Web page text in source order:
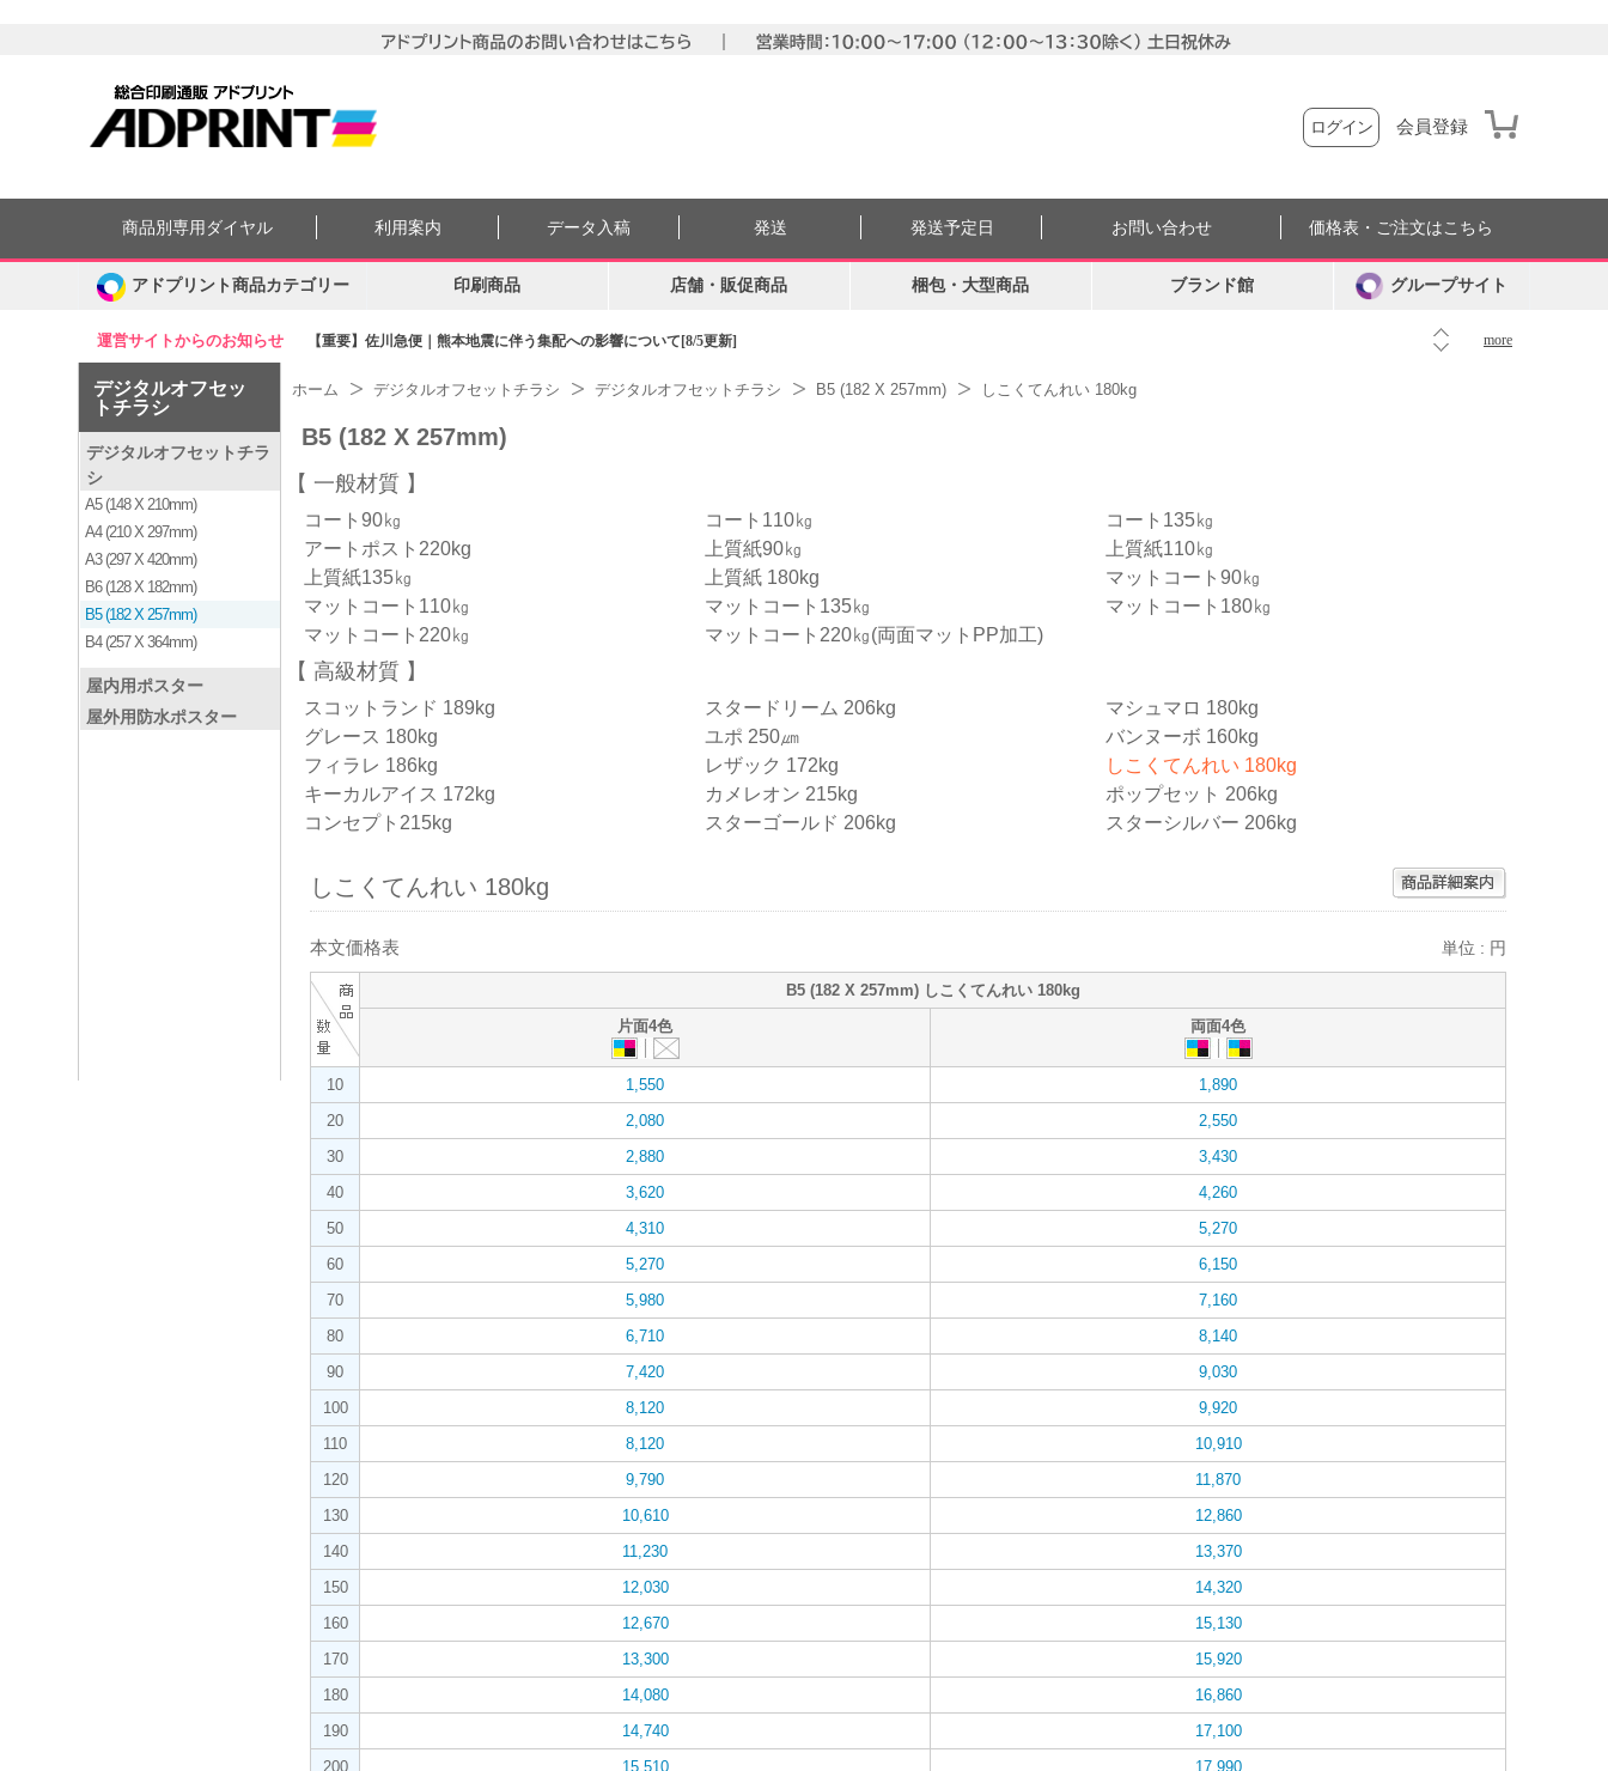
ログイン 会員登録
運営サイトからのお知らせ 【重要】佐川急便｜熊本地震に伴う集配への影響について[8/5更新] more
商品別専用ダイヤル 利用案内 データ入稿 発送 発送予定日 お問い合わせ 価格表・ご注文はこちら
アドプリント商品カテゴリー 印刷商品 店舗・販促商品 梱包・大型商品 ブランド館 グループサイト
デジタルオフセッ
トチラシ
デジタルオフセットチラ
シ
A5 (148 X 210mm)
A4 (210 X 297mm)
A3 (297 X 420mm)
B6 (128 X 182mm)
B5 (182 X 257mm)
B4 (257 X 364mm)
屋内用ポスター
屋外用防水ポスター
ホーム デジタルオフセットチラシ デジタルオフセットチラシ B5 (182 X 257mm) しこくてんれい 180kg
B5 (182 X 257mm)
一般材質
コート90㎏ コート110㎏
コート135㎏
アートポスト220kg
上質紙90㎏
上質紙110㎏
上質紙135㎏
上質紙 180kg
マットコート90㎏
マットコート110㎏
マットコート135㎏
マットコート180㎏
マットコート220㎏
マットコート220㎏(両面マットPP加工)
高級材質
スコットランド 189kg スタードリーム 206kg
マシュマロ 180kg
グレース 180kg
ユポ 250㎛
バンヌーボ 160kg
フィラレ 186kg
レザック 172kg
しこくてんれい 180kg
キーカルアイス 172kg
カメレオン 215kg
ポップセット 206kg
コンセプト215kg
スターゴールド 206kg スターシルバー 206kg
しこくてんれい 180kg
本文価格表 単位 : 円
B5 (182 X 257mm) しこくてんれい 180kg
片面4色
両面4色
10 1,550
1,890
20
2,080
2,550
30
2,880
3,430
40
3,620
4,260
50
4,310
5,270
60
5,270
6,150
70
5,980
7,160
80
6,710
8,140
90
7,420
9,030
100
8,120
9,920
110
8,120
10,910
120
9,790
11,870
130
10,610
12,860
140
11,230
13,370
150
12,030
14,320
160
12,670
15,130
170
13,300
15,920
180
14,080
16,860
190
14,740
17,100
200
15,510
17,990